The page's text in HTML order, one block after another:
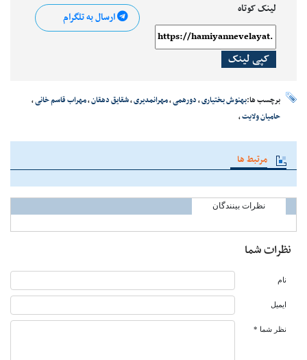
لینک کوتاه
کپی لینک
ارسال به تلگرام
برچسب ها:بهنوش بختیاری،دورهمی،مهرانمدیری،شقایق دهقان،مهراب قاسم خانی،
حامیان ولایت،
مرتبط ها
نظرات بینندگان
نظرات شما
نام
ایمیل
نظر شما *